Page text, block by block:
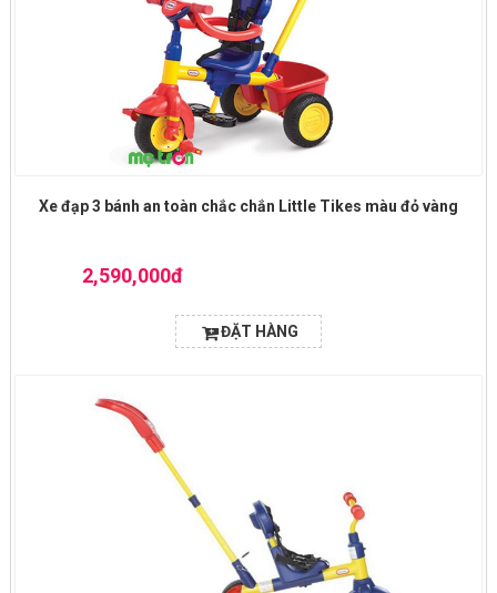
Xe đạp 3 bánh an toàn chắc chắn Little Tikes màu đỏ vàng
2,590,000đ
ĐẶT HÀNG